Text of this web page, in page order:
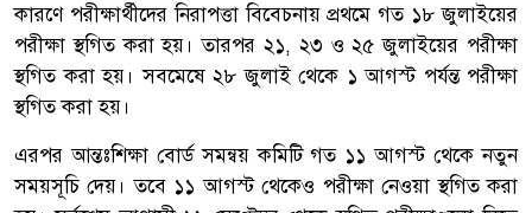
কারণে পরীক্ষার্থীদের নিরাপত্তা বিবেচনায় প্রথমে গত ১৮ জুলাইয়ের
পরীক্ষা স্থগিত করা হয়। তারপর ২১, ২৩ ও ২৫ জুলাইয়ের পরীক্ষা
স্থগিত করা হয়। সবমেষে ২৮ জুলাই থেকে ১ আগস্ট পর্যন্ত পরীক্ষা
স্থগিত করা হয়।
এরপর আন্তঃশিক্ষা বোর্ড সমন্বয় কমিটি গত ১১ আগস্ট থেকে নতুন
সময়সূচি দেয়। তবে ১১ আগস্ট থেকেও পরীক্ষা নেওয়া স্থগিত করা